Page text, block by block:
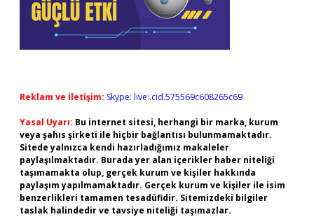
Reklam ve İletişim: Skype: live:.cid.575569c608265c69
Yasal Uyarı: Bu internet sitesi, herhangi bir marka, kurum
veya şahıs şirketi ile hiçbir bağlantısı bulunmamaktadır.
Sitede yalnızca kendi hazırladığımız makaleler
paylaşılmaktadır. Burada yer alan içerikler haber niteliği
taşımamakta olup, gerçek kurum ve kişiler hakkında
paylaşım yapılmamaktadır. Gerçek kurum ve kişiler ile isim
benzerlikleri tamamen tesadüfidir. Sitemizdeki bilgiler
taslak halindedir ve tavsiye niteliği taşımazlar.